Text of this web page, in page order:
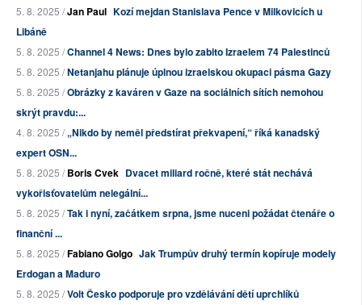
5. 8. 2025 /Jan Paul Kozí mejdan Stanislava Pence v Milkovicích u
Libáně
5. 8. 2025 /Channel 4 News: Dnes bylo zabito Izraelem 74 Palestinců
5. 8. 2025 /Netanjahu plánuje úplnou izraelskou okupaci pásma Gazy
5. 8. 2025 /Obrázky z kaváren v Gaze na sociálních sítích nemohou
skrýt pravdu:...
4. 8. 2025 /„Nikdo by neměl předstírat překvapení,“ říká kanadský
expert OSN...
5. 8. 2025 /Boris Cvek Dvacet miliard ročně, které stát nechává
vykořisťovatelům nelegální...
5. 8. 2025 /Tak i nyní, začátkem srpna, jsme nuceni požádat čtenáře o
finanční ...
5. 8. 2025 /Fabiano Golgo Jak Trumpův druhý termín kopíruje modely
Erdogan a Maduro
5. 8. 2025 /Volt Česko podporuje pro vzdělávání dětí uprchlíků